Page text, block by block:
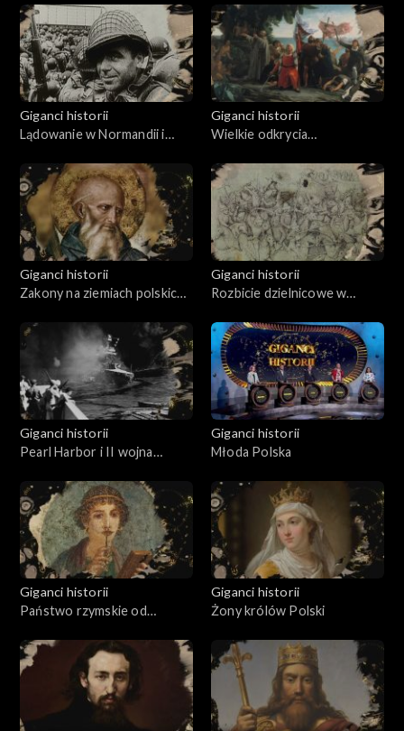
Giganci historii
Lądowanie w Normandii i
1944-1945
Giganci historii
Wielkie odkrycia
wieku
Giganci historii
Zakony na ziemiach polskich
Giganci historii
Rozbicie dzielnicowe w
Giganci historii
Pearl Harbor i II wojna
Giganci historii
Młoda Polska
Giganci historii
Państwo rzymskie od
Giganci historii
Żony królów Polski